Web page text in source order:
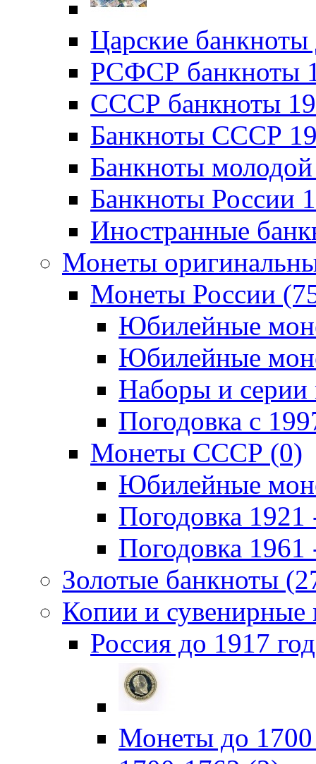
Царские
РСФСР банкноты
CССР банкноты
Банкноты CCCР
Банкноты
Банкноты России
Иностранные
Монеты
Монеты России
Юбилейные
Юбилейные
Наборы и серии
Погодовка c
Монеты СССР (0)
Юбилейные
Погодовка 1921
Погодовка 1961
Золотые банкноты
Копии и
Россия до 1917
Монеты до 1700